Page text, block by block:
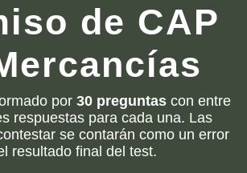
de CAP
por 30 preguntas con entre
respuestas para cada una. Las
se contarán como un error
resultado final del test.